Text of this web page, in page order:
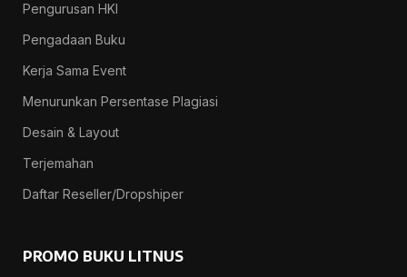
Pengurusan HKI
Pengadaan Buku
Kerja Sama Event
Menurunkan Persentase Plagiasi
Desain & Layout
Terjemahan
Daftar Reseller/Dropshiper
PROMO BUKU LITNUS